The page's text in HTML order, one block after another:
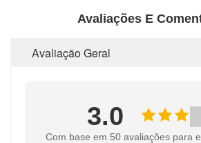
Avaliações E
Avaliação Geral
3.0
Com base em 50 avaliações para